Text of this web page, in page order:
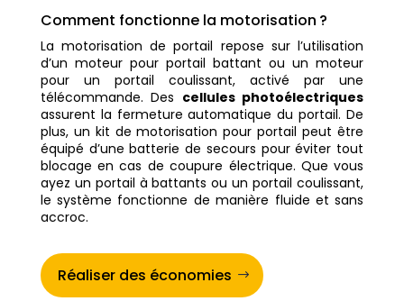
Comment fonctionne la motorisation ?
La motorisation de portail repose sur l’utilisation
d’un moteur pour portail battant ou un moteur
pour un portail coulissant, activé par une
télécommande. Des cellules photoélectriques
assurent la fermeture automatique du portail. De
plus, un kit de motorisation pour portail peut être
équipé d’une batterie de secours pour éviter tout
blocage en cas de coupure électrique. Que vous
ayez un portail à battants ou un portail coulissant,
le système fonctionne de manière fluide et sans
accroc.
Réaliser des économies